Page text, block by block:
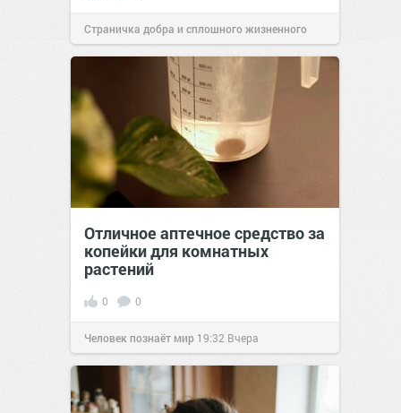
Страничка добра и сплошного жизненного
позитива!00:2907 авг 2026
Отличное аптечное средство за
копейки для комнатных
растений
0 0
Человек познаёт мир 19:32 Вчера